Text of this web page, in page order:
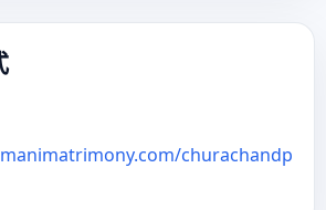
churachandp